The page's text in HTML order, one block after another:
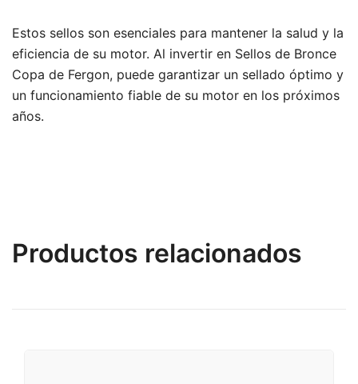
Estos sellos son esenciales para mantener la salud y la
eficiencia de su motor. Al invertir en Sellos de Bronce
Copa de Fergon, puede garantizar un sellado óptimo y
un funcionamiento fiable de su motor en los próximos
años.
Productos relacionados